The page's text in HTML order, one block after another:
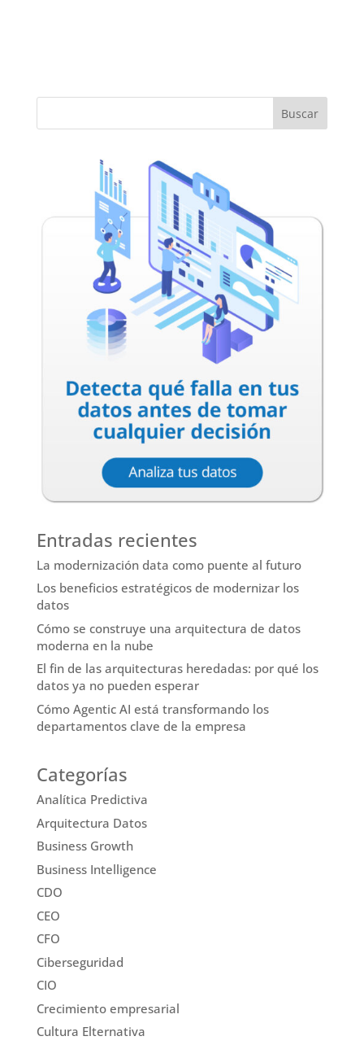
Buscar
Entradas recientes
La modernización data como puente al futuro
Los beneficios estratégicos de modernizar los
datos
Cómo se construye una arquitectura de datos
moderna en la nube
El fin de las arquitecturas heredadas: por qué los
datos ya no pueden esperar
Cómo Agentic AI está transformando los
departamentos clave de la empresa
Categorías
Analítica Predictiva
Arquitectura Datos
Business Growth
Business Intelligence
CDO
CEO
CFO
Ciberseguridad
CIO
Crecimiento empresarial
Cultura Elternativa